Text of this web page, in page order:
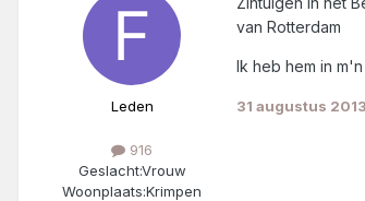
Leden
916
Geslacht:Vrouw
Woonplaats:Krimpen
van Rotterdam
Ik heb hem in
31 augustus 2013